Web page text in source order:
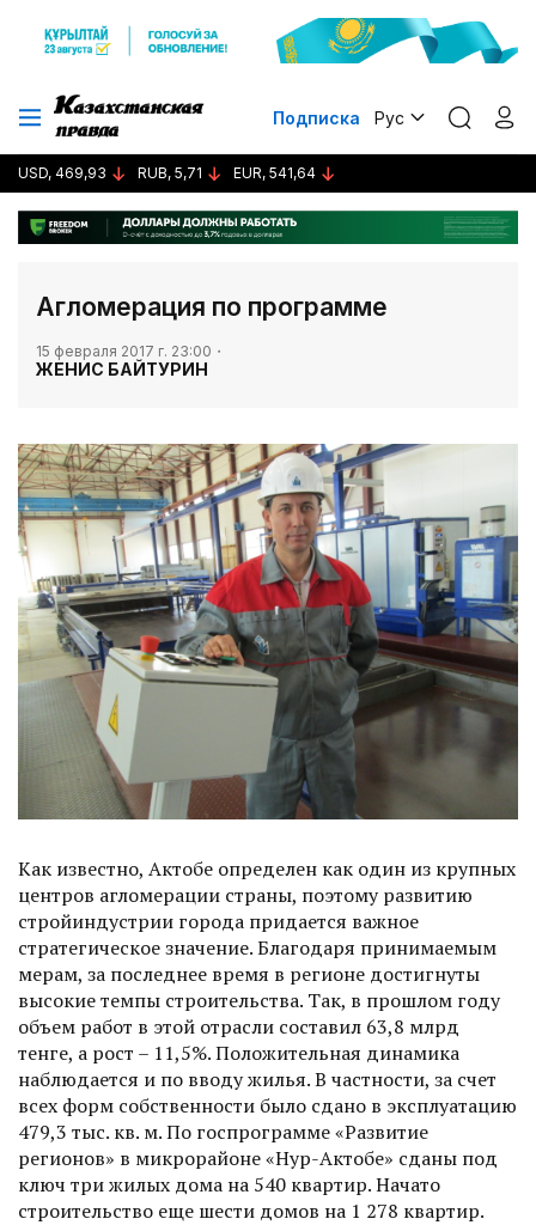
Подписка Рус
USD, 469,93 RUB, 5,71 EUR, 541,64
​Агломерация по программе
15 февраля 2017 г. 23:00
ЖЕНИС БАЙТУРИН
Как известно, Актобе определен как один из крупных
центров агломерации страны, поэтому развитию
стройиндустрии города придается важное
стратегическое значение. Благодаря принимаемым
мерам, за последнее время в регионе достигнуты
высокие темпы строительства. Так, в прошлом году
объем работ в этой отрасли составил 63,8 млрд
тенге, а рост – 11,5%. Положительная динамика
наблюдается и по вводу жилья. В частности, за счет
всех форм собственности было сдано в эксплуа­тацию
479,3 тыс. кв. м. По госпрограмме «Развитие
регионов» в микрорайоне «Нур-Актобе» сданы под
ключ три жилых дома на 540 квартир. Начато
строительство еще шести домов на 1 278 квартир.